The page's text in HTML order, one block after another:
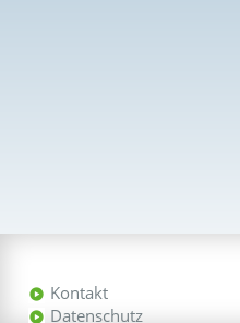
Kontakt
Datenschutz